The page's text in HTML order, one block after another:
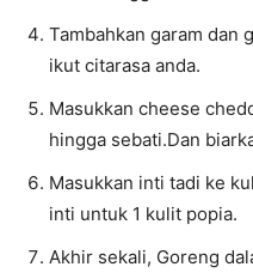
Tambahkan garam dan
ikut citarasa anda.
Masukkan cheese
hingga sebati.Dan
Masukkan inti tadi ke
inti untuk 1 kulit popia.
Akhir sekali, Goreng